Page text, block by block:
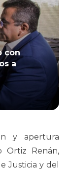
con
a
y apertura
Ortiz Renán,
Justicia y del